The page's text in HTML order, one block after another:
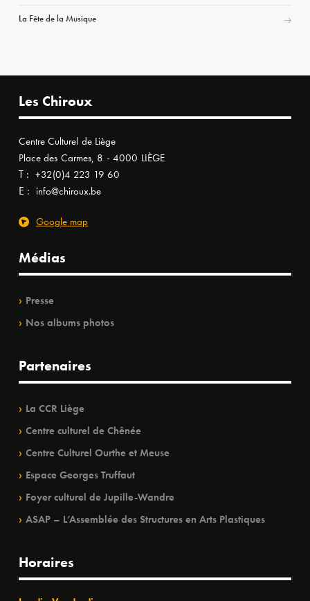
La Fête de la Musique
Les Chiroux
Centre Culturel de Liège
Place des Carmes, 8 - 4000 LIÈGE
T : +32(0)4 223 19 60
E : info@chiroux.be
Google map
Médias
Presse
Nos albums photos
Partenaires
La CCR Liège
Centre culturel de Chênée
Centre Culturel Ourthe et Meuse
Espace Georges Truffaut
Foyer culturel de Jupille-Wandre
ASAP – L’Assemblée des Structures en Arts Plastiques
Horaires